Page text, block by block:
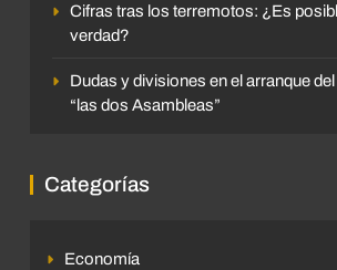
Cifras tras los terremotos: ¿Es
verdad?
Dudas y divisiones en el arranque
“las dos Asambleas”
Categorías
Economía